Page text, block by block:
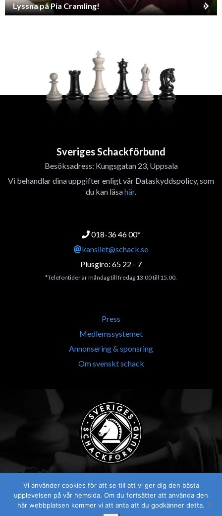
Lyssna på Pia Cramling!
Sveriges Schackförbund
Besöksadress: Kungsgatan 23, Uppsala
Vi behandlar dina uppgifter enligt vår Dataskyddspolicy, som
du kan läsahär.
018-36 46 00*
kansliet@schack.se
Plusgiro: 65 22 - 7
*Telefontider är måndag till fredag 13:00 till 15.00.
Press
Medlemssystemet
Annonsering & sponsring
Om svenskt schack
Vi använder cookies för att se till att vi ger dig den bästa
upplevelsen på vår hemsida. Om du fortsätter att använda den
här webbplatsen kommer vi att anta att du godkänner detta.